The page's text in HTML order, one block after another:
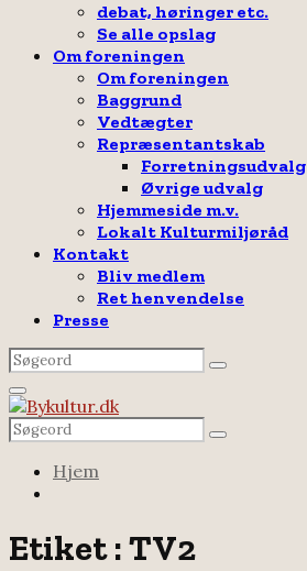
debat, høringer etc.
Se alle opslag
Om foreningen
Om foreningen
Baggrund
Vedtægter
Repræsentantskab
Forretningsudvalg
Øvrige udvalg
Hjemmeside m.v.
Lokalt Kulturmiljøråd
Kontakt
Bliv medlem
Ret henvendelse
Presse
Search
for:
Search
Facebook
Email
Rss
Primary
Menu
Search
for:
Search
Hjem
Etiket : TV2